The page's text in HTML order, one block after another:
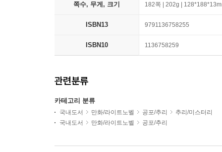
쪽수, 무게, 크기 182쪽 | 202g |
ISBN13 9791136758255
ISBN10 1136758259
관련분류
카테고리 분류
국내도서 만화/라이트노벨 공포/추리
추리/미스터리
국내도서
만화/라이트노벨 공포/추리